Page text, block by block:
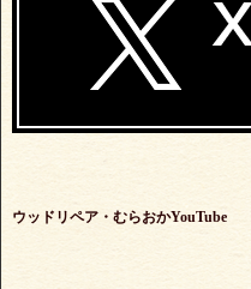
ウッドリペア・むらおかYouTube